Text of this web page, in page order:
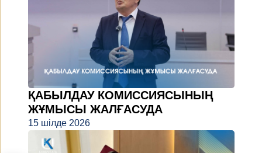
ҚАБЫЛДАУ КОМИССИЯСЫНЫҢ
ЖҰМЫСЫ ЖАЛҒАСУДА
15 шілде 2026